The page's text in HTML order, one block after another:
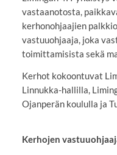
vastaanotosta,
kerhonohjaajien
vastuuohjaaja, joka
toimittamisista sekä
Kerhot kokoontuvat
Linnukka-hallilla,
Ojanperän koululla ja
Kerhojen